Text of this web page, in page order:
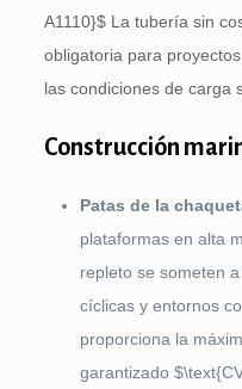
A1110}$La tubería sin
obligatoria para
las condiciones de carga
Construcción
Patas de la
plataformas en alta
repleto se someten
cíclicas y entornos
proporciona la
garantizado